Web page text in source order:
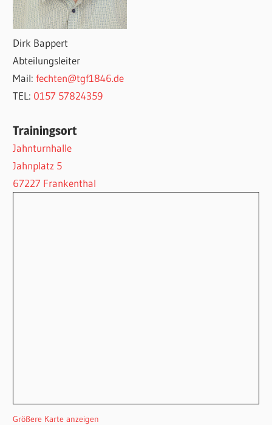
Dirk Bappert
Abteilungsleiter
Mail:fechten@tgf1846.de
TEL: 0157 57824359
Trainingsort
Jahnturnhalle
Jahnplatz 5
67227 Frankenthal
Größere Karte anzeigen